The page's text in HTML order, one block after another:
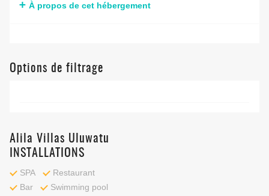
À propos de cet hébergement
Options de filtrage
Alila Villas Uluwatu
INSTALLATIONS
SPA
Restaurant
Bar
Swimming pool